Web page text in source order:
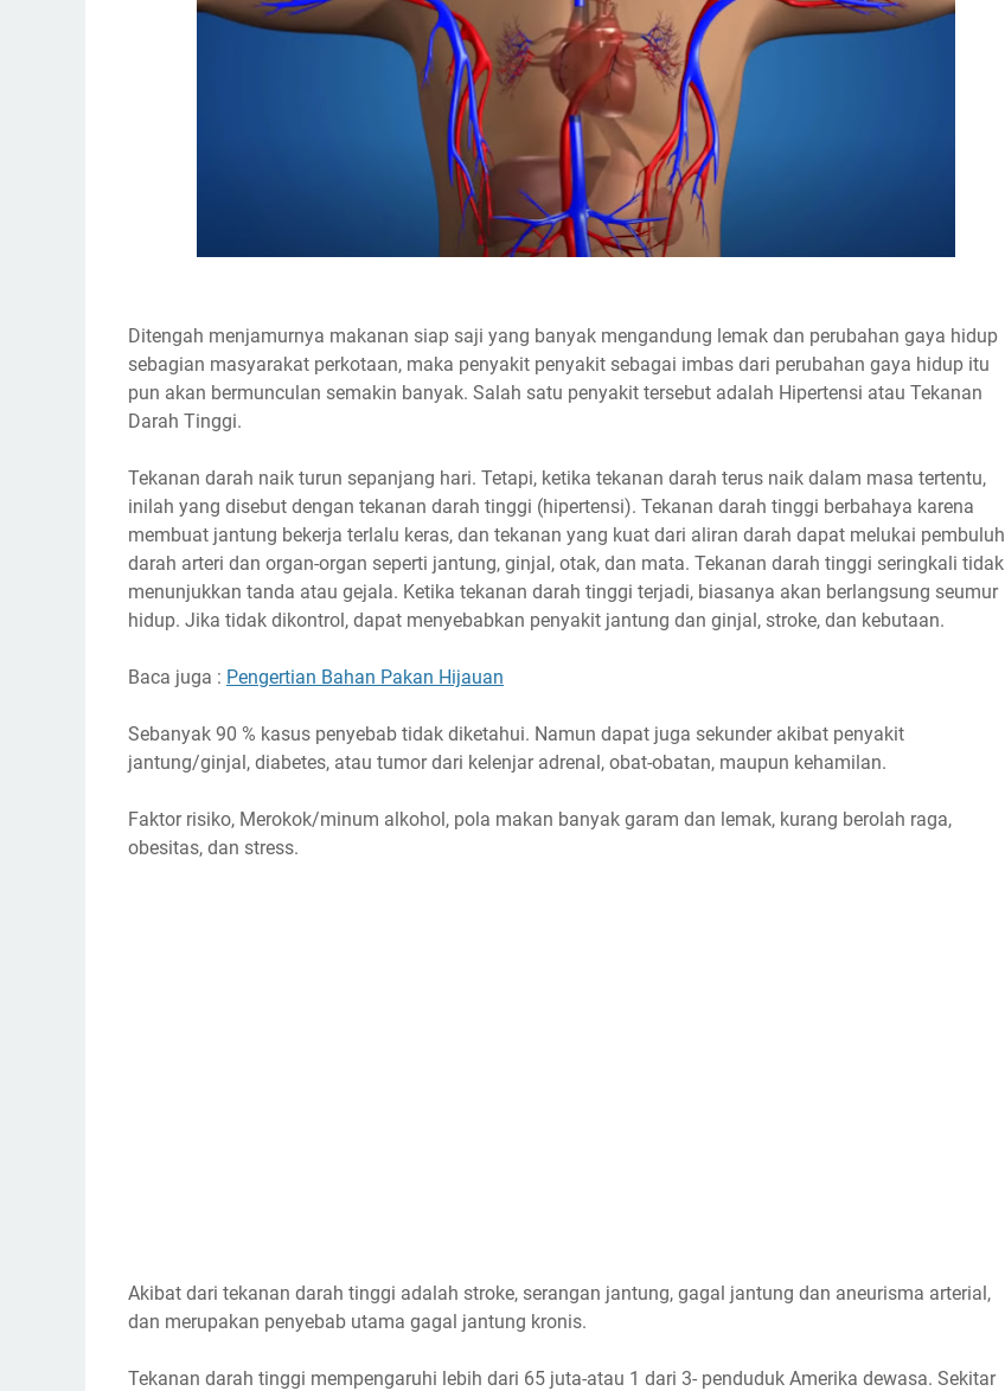
Ditengah menjamurnya makanan siap saji yang banyak mengandung lemak dan perubahan gaya hidup
sebagian masyarakat perkotaan, maka penyakit penyakit sebagai imbas dari perubahan gaya hidup itu
pun akan bermunculan semakin banyak. Salah satu penyakit tersebut adalah Hipertensi atau Tekanan
Darah Tinggi.
Tekanan darah naik turun sepanjang hari. Tetapi, ketika tekanan darah terus naik dalam masa tertentu,
inilah yang disebut dengan tekanan darah tinggi (hipertensi). Tekanan darah tinggi berbahaya karena
membuat jantung bekerja terlalu keras, dan tekanan yang kuat dari aliran darah dapat melukai pembuluh
darah arteri dan organ-organ seperti jantung, ginjal, otak, dan mata. Tekanan darah tinggi seringkali tidak
menunjukkan tanda atau gejala. Ketika tekanan darah tinggi terjadi, biasanya akan berlangsung seumur
hidup. Jika tidak dikontrol, dapat menyebabkan penyakit jantung dan ginjal, stroke, dan kebutaan.
Baca juga : Pengertian Bahan Pakan Hijauan
Sebanyak 90 % kasus penyebab tidak diketahui. Namun dapat juga sekunder akibat penyakit
jantung/ginjal, diabetes, atau tumor dari kelenjar adrenal, obat-obatan, maupun kehamilan.
Faktor risiko, Merokok/minum alkohol, pola makan banyak garam dan lemak, kurang berolah raga,
obesitas, dan stress.
Akibat dari tekanan darah tinggi adalah stroke, serangan jantung, gagal jantung dan aneurisma arterial,
dan merupakan penyebab utama gagal jantung kronis.
Tekanan darah tinggi mempengaruhi lebih dari 65 juta-atau 1 dari 3- penduduk Amerika dewasa. Sekitar